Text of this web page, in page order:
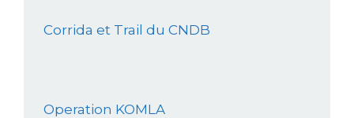
Corrida et Trail du CNDB
Operation KOMLA